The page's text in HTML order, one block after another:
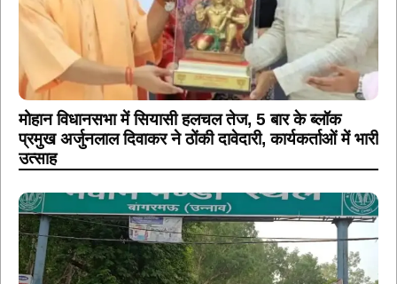
मोहान विधानसभा में सियासी हलचल तेज, 5 बार के ब्लॉक
प्रमुख अर्जुनलाल दिवाकर ने ठोंकी दावेदारी, कार्यकर्ताओं में भारी
उत्साह